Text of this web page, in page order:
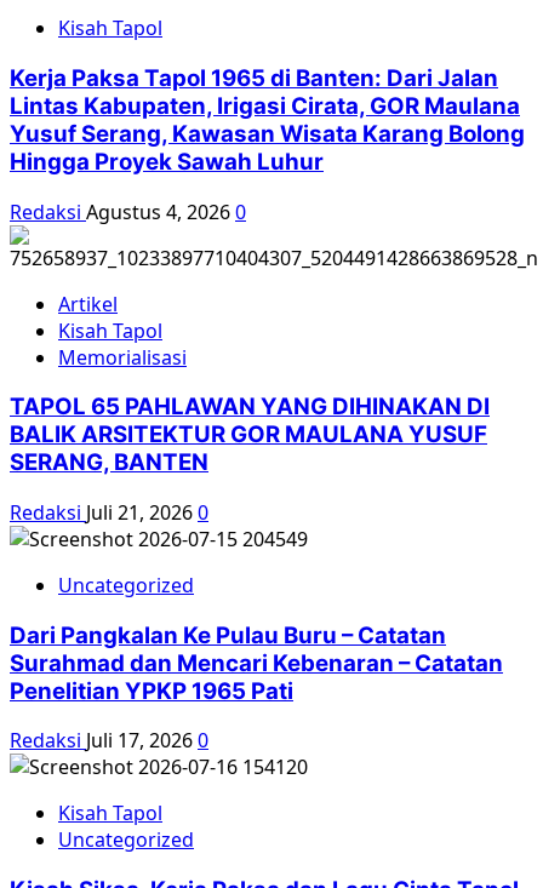
dan
Kuburan
Massal
di
Indonesia
Dari
*Ia
meyakini
suaminya
di
dan
di
kuburan
massal
wilayah
Kisah Tapol
Kerja Paksa Tapol 1965 di Banten: Dari Jalan
Lintas Kabupaten, Irigasi Cirata, GOR Maulana
Yusuf Serang, Kawasan Wisata Karang Bolong
Hingga Proyek Sawah Luhur
Redaksi Agustus 4, 20260
Artikel
Kisah Tapol
Memorialisasi
TAPOL 65 PAHLAWAN YANG DIHINAKAN DI
BALIK ARSITEKTUR GOR MAULANA YUSUF
SERANG, BANTEN
Redaksi Juli 21, 20260
Uncategorized
Dari Pangkalan Ke Pulau Buru – Catatan
Surahmad dan Mencari Kebenaran – Catatan
Penelitian YPKP 1965 Pati
Redaksi Juli 17, 20260
Kisah Tapol
Uncategorized